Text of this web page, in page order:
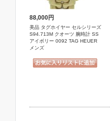
88,000円
美品 タグホイヤー セルシリーズ
S94.713M クオーツ 腕時計 SS
アイボリー 0092 TAG HEUER
メンズ